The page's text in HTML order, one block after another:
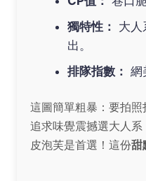
獨特性： 大人
出。
排隊指數： 網
這圖簡單粗暴：要拍照
追求味覺震撼選大人
皮泡芙是首選！這份甜